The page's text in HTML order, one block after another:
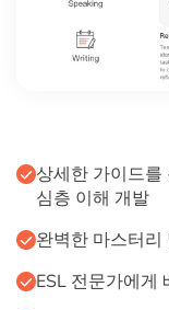
상세한 가이드
심층 이해 개발
완벽한 마스터리
ESL 전문가에게